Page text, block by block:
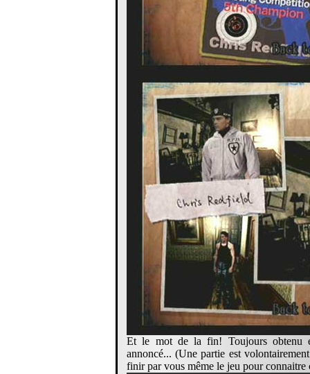
Et le mot de la fin! Toujours obtenu
annoncé... (Une partie est
finir par vous même le jeu pour connaitre